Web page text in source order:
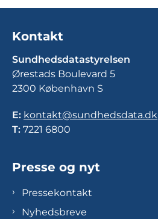
Kontakt
Sundhedsdatastyrelsen
Ørestads Boulevard 5
2300 København S
E: kontakt@sundhedsdata.dk
T: 7221 6800
Presse og nyt
Pressekontakt
Nyhedsbreve